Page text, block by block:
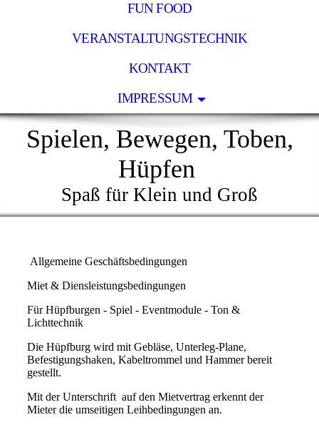
FUN FOOD
VERANSTALTUNGSTECHNIK
KONTAKT
IMPRESSUM
Spielen, Bewegen, Toben,
Hüpfen
Spaß für Klein und Groß
Allgemeine Geschäftsbedingungen
Miet & Diensleistungsbedingungen
Für Hüpfburgen - Spiel - Eventmodule - Ton &
Lichttechnik
Die Hüpfburg wird mit Gebläse, Unterleg-Plane,
Befestigungshaken, Kabeltrommel und Hammer bereit
gestellt.
Mit der Unterschrift auf den Mietvertrag erkennt der
Mieter die umseitigen Leihbedingungen an.